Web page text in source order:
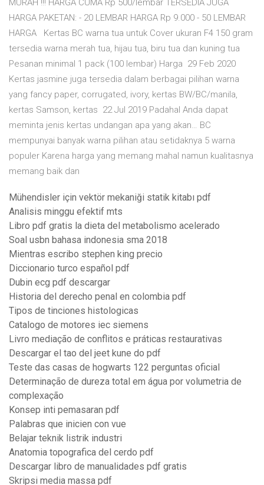
MURAH !!! HARGA CUMA Rp 500/lembar TERSEDIA JUGA
HARGA PAKETAN: - 20 LEMBAR HARGA Rp 9.000 - 50 LEMBAR
HARGA Kertas BC warna tua untuk Cover ukuran F4 150 gram
tersedia warna merah tua, hijau tua, biru tua dan kuning tua
Pesanan minimal 1 pack (100 lembar) Harga 29 Feb 2020
Kertas jasmine juga tersedia dalam berbagai pilihan warna
yang fancy paper, corrugated, ivory, kertas BW/BC/manila,
kertas Samson, kertas 22 Jul 2019 Padahal Anda dapat
meminta jenis kertas undangan apa yang akan… BC
mempunyai banyak warna pilihan atau setidaknya 5 warna
populer Karena harga yang memang mahal namun kualitasnya
memang baik dan
Mühendisler için vektör mekaniği statik kitabı pdf
Analisis minggu efektif mts
Libro pdf gratis la dieta del metabolismo acelerado
Soal usbn bahasa indonesia sma 2018
Mientras escribo stephen king precio
Diccionario turco español pdf
Dubin ecg pdf descargar
Historia del derecho penal en colombia pdf
Tipos de tinciones histologicas
Catalogo de motores iec siemens
Livro mediação de conflitos e práticas restaurativas
Descargar el tao del jeet kune do pdf
Teste das casas de hogwarts 122 perguntas oficial
Determinação de dureza total em água por volumetria de
complexação
Konsep inti pemasaran pdf
Palabras que inicien con vue
Belajar teknik listrik industri
Anatomia topografica del cerdo pdf
Descargar libro de manualidades pdf gratis
Skripsi media massa pdf